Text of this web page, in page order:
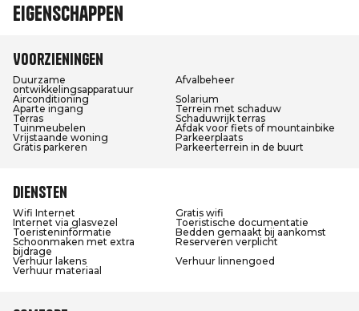
Eigenschappen
Voorzieningen
Duurzame
ontwikkelingsapparatuur
Afvalbeheer
Airconditioning
Solarium
Aparte ingang
Terrein met schaduw
Terras
Schaduwrijk terras
Tuinmeubelen
Afdak voor fiets of mountainbike
Vrijstaande woning
Parkeerplaats
Gratis parkeren
Parkeerterrein in de buurt
Diensten
Wifi Internet
Gratis wifi
Internet via glasvezel
Toeristische documentatie
Toeristeninformatie
Bedden gemaakt bij aankomst
Schoonmaken met extra
bijdrage
Reserveren verplicht
Verhuur lakens
Verhuur linnengoed
Verhuur materiaal